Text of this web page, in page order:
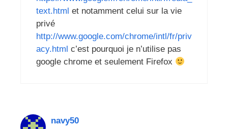
text.html et notamment celui sur la vie
privé
http://www.google.com/chrome/intl/fr/priv
acy.html c’est pourquoi je n’utilise pas
google chrome et seulement Firefox
navy50